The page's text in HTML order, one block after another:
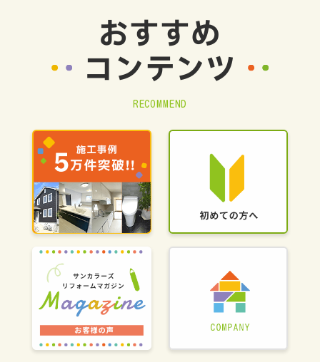
おすすめ
コンテンツ
RECOMMEND